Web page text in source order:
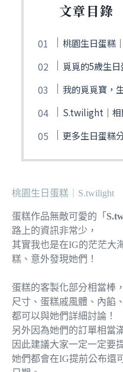
文章目錄
桃園生日蛋糕
覓覓的5歲生
我的覓覓寶，
S.twilight｜相
更多生日蛋糕
桃園生日蛋糕｜S.twilight
蛋糕作品無敵可愛的「
路上的資訊非常少，
其實我也是在IG的茫茫大
糕、意外發現她們！
蛋糕的客製化部分相當棒，
尺寸、蛋糕戚風體、內餡
都可以與她們詳細討論！
另外因為她們的訂單相當
因此建議大家一定一定要
她們都會在IG提前公布還